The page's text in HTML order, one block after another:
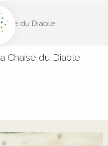
du Diable
Chaise du Diable